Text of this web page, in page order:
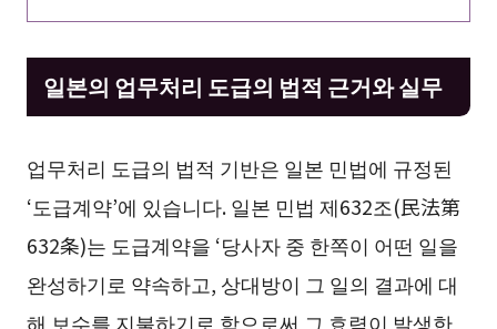
일본의 업무처리 도급의 법적 근거와 실무
업무처리 도급의 법적 기반은 일본 민법에 규정된
‘도급계약’에 있습니다. 일본 민법 제632조(民法第
632条)는 도급계약을 ‘당사자 중 한쪽이 어떤 일을
완성하기로 약속하고, 상대방이 그 일의 결과에 대
해 보수를 지불하기로 함으로써 그 효력이 발생한